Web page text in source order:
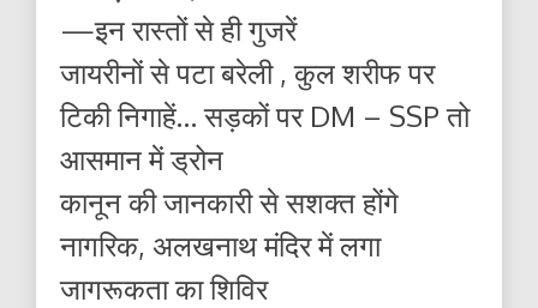
—इन रास्तों से ही गुजरें
जायरीनों से पटा बरेली , कुल शरीफ पर
टिकी निगाहें… सड़कों पर DM – SSP तो
आसमान में ड्रोन
कानून की जानकारी से सशक्त होंगे
नागरिक, अलखनाथ मंदिर में लगा
जागरूकता का शिविर